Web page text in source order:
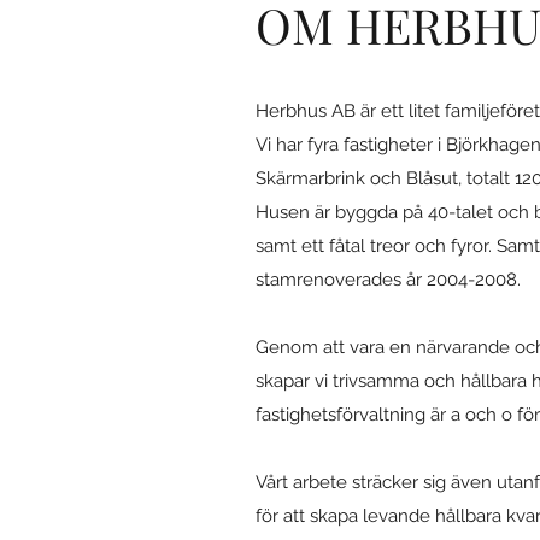
OM
Herbhus AB är ett litet
Vi har fyra fastigheter i
Skärmarbrink och Blåsut, totalt
Husen är byggda på 40-talet och
samt ett fåtal treor och fyror.
stamrenoverades år 2004-2008.
Genom att vara en närvarande
skapar vi trivsamma och hållbara
fastighetsförvaltning är a och o för
Vårt arbete sträcker sig även
för att skapa levande hållbara